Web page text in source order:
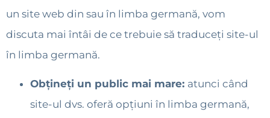
un site web din sau în limba germană, vom
discuta mai întâi de ce trebuie să traduceți site-ul
în limba germană.
Obțineți un public mai mare: atunci când
site-ul dvs. oferă opțiuni în limba germană,